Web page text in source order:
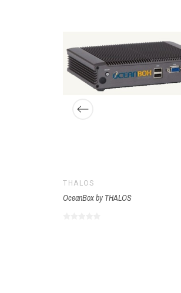
THALOS
OceanBox by THALOS